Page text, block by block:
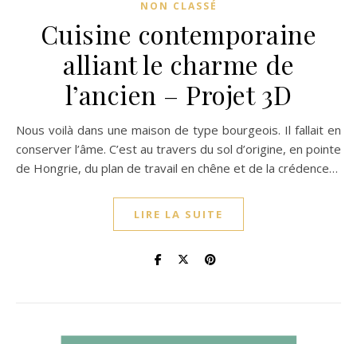
NON CLASSÉ
Cuisine contemporaine
alliant le charme de
l’ancien – Projet 3D
Nous voilà dans une maison de type bourgeois. Il fallait en
conserver l’âme. C’est au travers du sol d’origine, en pointe
de Hongrie, du plan de travail en chêne et de la crédence…
LIRE LA SUITE